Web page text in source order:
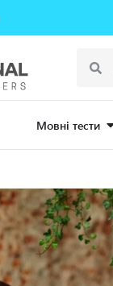
Мовні тести